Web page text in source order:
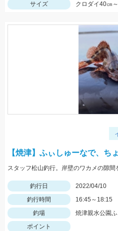
サイズ
クロダイ40㎝
【焼津】ふぃしゅーなで、ち
釣行日
2022/04/10
釣行時間
16:45～18:15
釣場
焼津親水公園
ポイント